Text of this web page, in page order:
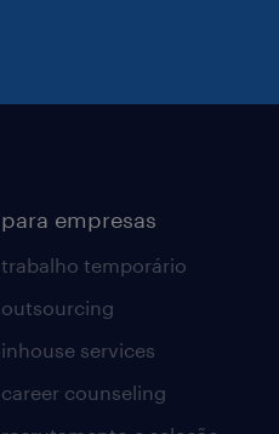
para empresas
trabalho temporário
outsourcing
inhouse services
career counseling